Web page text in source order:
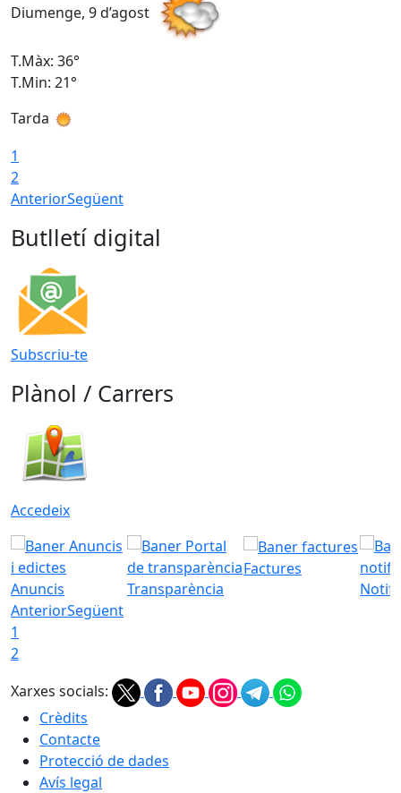
Diumenge, 9 d’agost
T.Màx: 36°
T.Min: 21°
Tarda
1
2
AnteriorSegüent
Butlletí digital
Subscriu-te
Plànol / Carrers
Accedeix
Anuncis Transparència
Factures
AnteriorSegüent
1
2
Xarxes socials:
Crèdits
Contacte
Protecció de dades
Avís legal